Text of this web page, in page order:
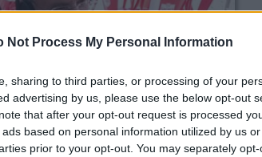
Not Process My Personal Information
sharing to third parties, or processing of your
advertising by us, please use the below opt-out
that after your opt-out request is processed
based on personal information utilized by us
prior to your opt-out. You may separately